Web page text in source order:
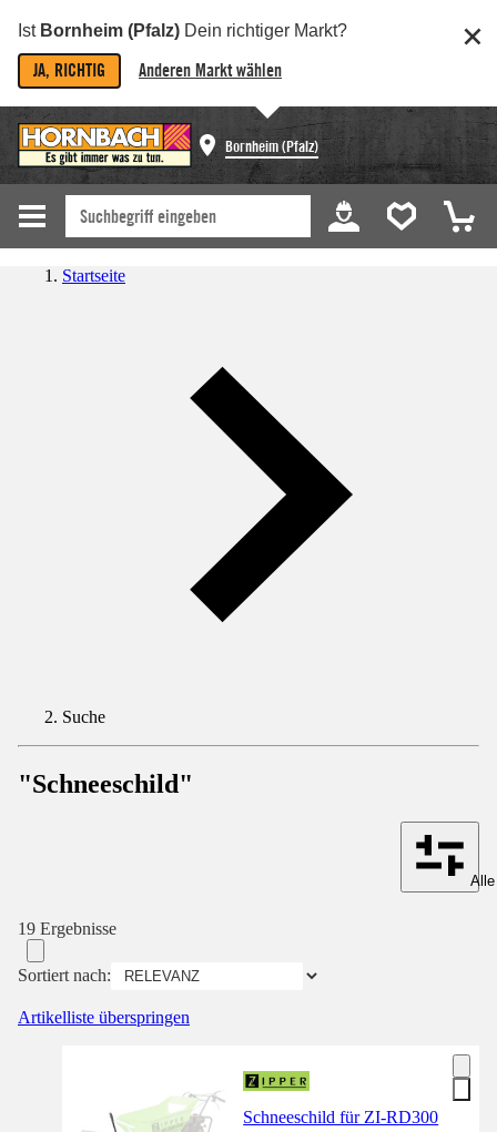
Ist Bornheim (Pfalz) Dein richtiger Markt?
JA, RICHTIG Anderen Markt wählen
Bornheim (Pfalz)
Startseite
Suche
"Schneeschild"
19 Ergebnisse
Sortiert nach:
Artikelliste überspringen
Schneeschild für ZI-RD300